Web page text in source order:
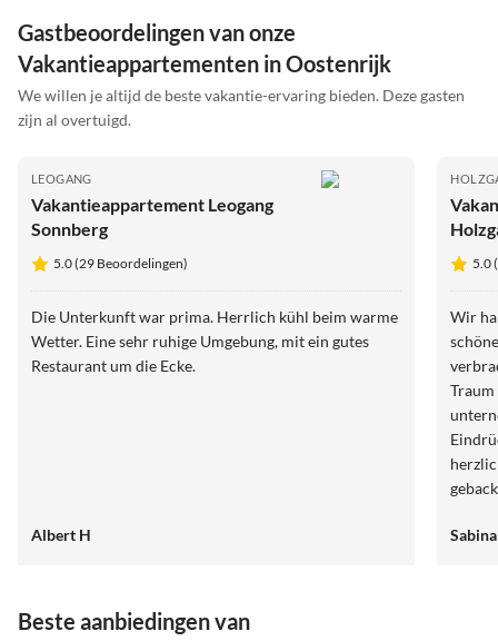
Gastbeoordelingen van onze
Vakantieappartementen in Oostenrijk
We willen je altijd de beste vakantie-ervaring bieden. Deze gasten
zijn al overtuigd.
LEOGANG
Vakantieappartement Leogang
Sonnberg
5.0 (29 Beoordelingen)
Die Unterkunft war prima. Herrlich kühl beim warme
Wetter. Eine sehr ruhige Umgebung, mit ein gutes
Restaurant um die Ecke.
Albert H
5.0
Wir haben 3 tolle
und
Beste aanbiedingen van